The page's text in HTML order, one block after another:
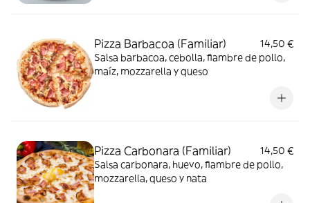
Pizza Barbacoa (Familiar)
14,50 €
Salsa barbacoa, cebolla, fiambre de pollo,
maíz, mozzarella y queso
Pizza Carbonara (Familiar)
14,50 €
Salsa carbonara, huevo, fiambre de pollo,
mozzarella, queso y nata